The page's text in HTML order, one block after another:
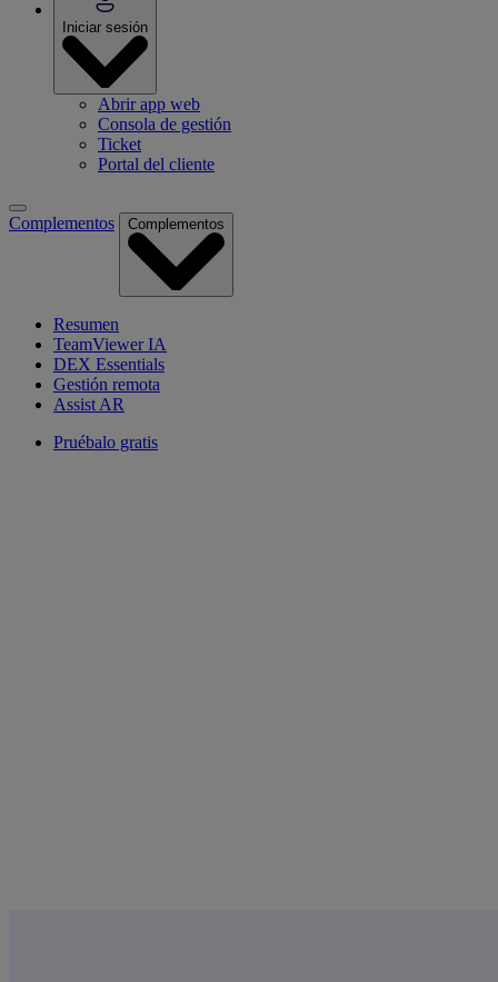
Iniciar sesión
Abrir app web
Consola de gestión
Ticket
Portal del cliente
Complementos Complementos
Resumen
TeamViewer IA
DEX Essentials
Gestión remota
Assist AR
Pruébalo gratis